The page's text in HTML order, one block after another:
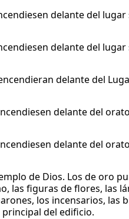
delante del
delante del
delante del
delante del
delante del
de Dios. Los de oro
las figuras de flores, las
los incensarios, las
del edificio.